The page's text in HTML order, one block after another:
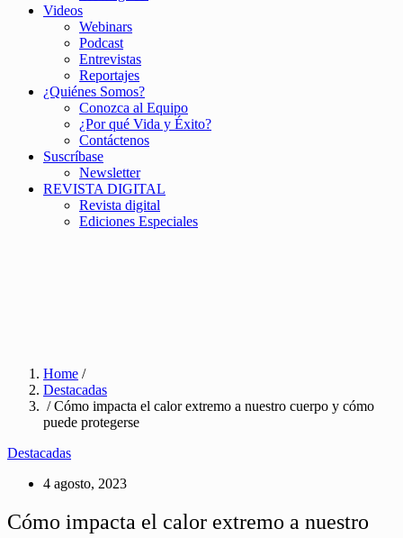
Videos
Webinars
Podcast
Entrevistas
Reportajes
¿Quiénes Somos?
Conozca al Equipo
¿Por qué Vida y Éxito?
Contáctenos
Suscríbase
Newsletter
REVISTA DIGITAL
Revista digital
Ediciones Especiales
Home /
Destacadas
/ Cómo impacta el calor extremo a nuestro cuerpo y cómo
puede protegerse
Destacadas
4 agosto, 2023
Cómo impacta el calor extremo a nuestro